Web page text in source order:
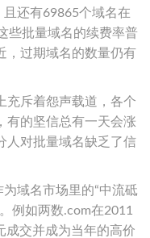
还有69865个域名在
些批量域名的续费率普
，过期域名的数量仍有
充斥着怨声载道，各个
有的坚信总有一天会涨
人对批量域名缺乏了信
域名市场里的“中流砥
例如两数.com在2011
成交并成为当年的高价